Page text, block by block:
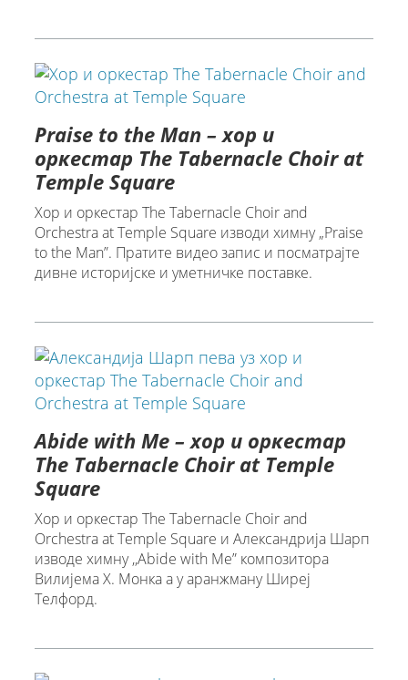
Praise to the Man – хор и
оркестар The Tabernacle Choir at
Temple Square
Хор и оркестар The Tabernacle Choir and
Orchestra at Temple Square изводи химну „Praise
to the Man”. Пратите видео запис и посматрајте
дивне историјске и уметничке поставке.
Abide with Me – хор и оркестар
The Tabernacle Choir at Temple
Square
Хор и оркестар The Tabernacle Choir and
Orchestra at Temple Square и Александрија Шарп
изводе химну ,,Abide with Me” композитора
Вилијема Х. Монка а у аранжману Ширеј
Телфорд.